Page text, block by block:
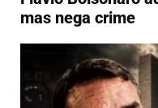
mas nega crime